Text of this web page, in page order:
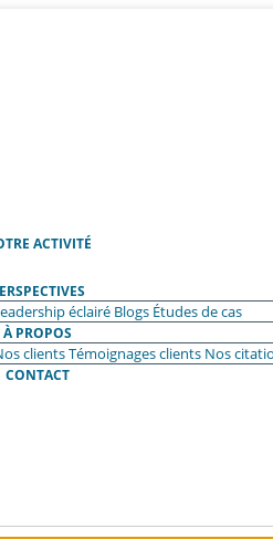
ACTIVITÉ
éclairé Blogs Études de cas
À PROPOS
clientsTémoignages clients Nos
CONTACT